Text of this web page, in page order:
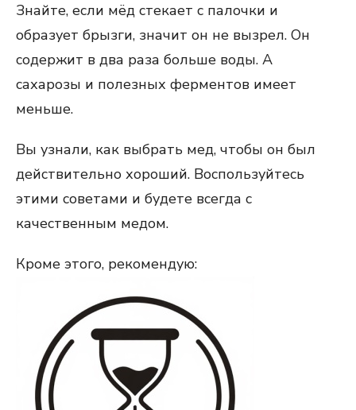
Знайте, если мёд стекает с палочки и
образует брызги, значит он не вызрел. Он
содержит в два раза больше воды. А
сахарозы и полезных ферментов имеет
меньше.
Вы узнали, как выбрать мед, чтобы он был
действительно хороший. Воспользуйтесь
этими советами и будете всегда с
качественным медом.
Кроме этого, рекомендую: